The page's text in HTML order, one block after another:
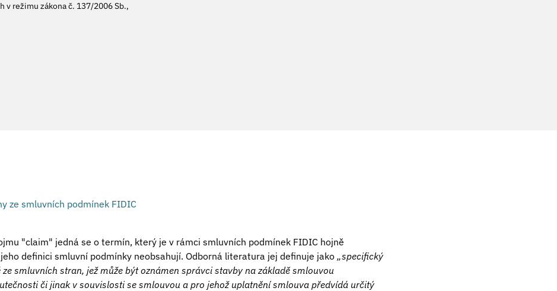
v režimu zákona č. 137/2006 Sb.,
ze smluvních podmínek FIDIC
"claim" jedná se o termín, který je v rámci smluvních podmínek FIDIC hojně
definici smluvní podmínky neobsahují. Odborná literatura jej definuje jako „specifický
ze smluvních stran, jež může být oznámen správci stavby na základě smlouvou
či jinak v souvislosti se smlouvou a pro jehož uplatnění smlouva předvídá určitý